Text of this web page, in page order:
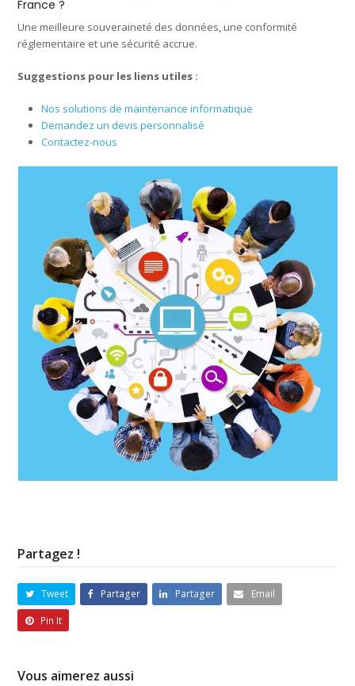
France ?
Une meilleure souveraineté des données, une conformité
réglementaire et une sécurité accrue.
Suggestions pour les liens utiles :
Nos solutions de maintenance informatique
Demandez un devis personnalisé
Contactez-nous
Partagez !
Tweet Partager Partager
Email
Pin It
Vous aimerez aussi